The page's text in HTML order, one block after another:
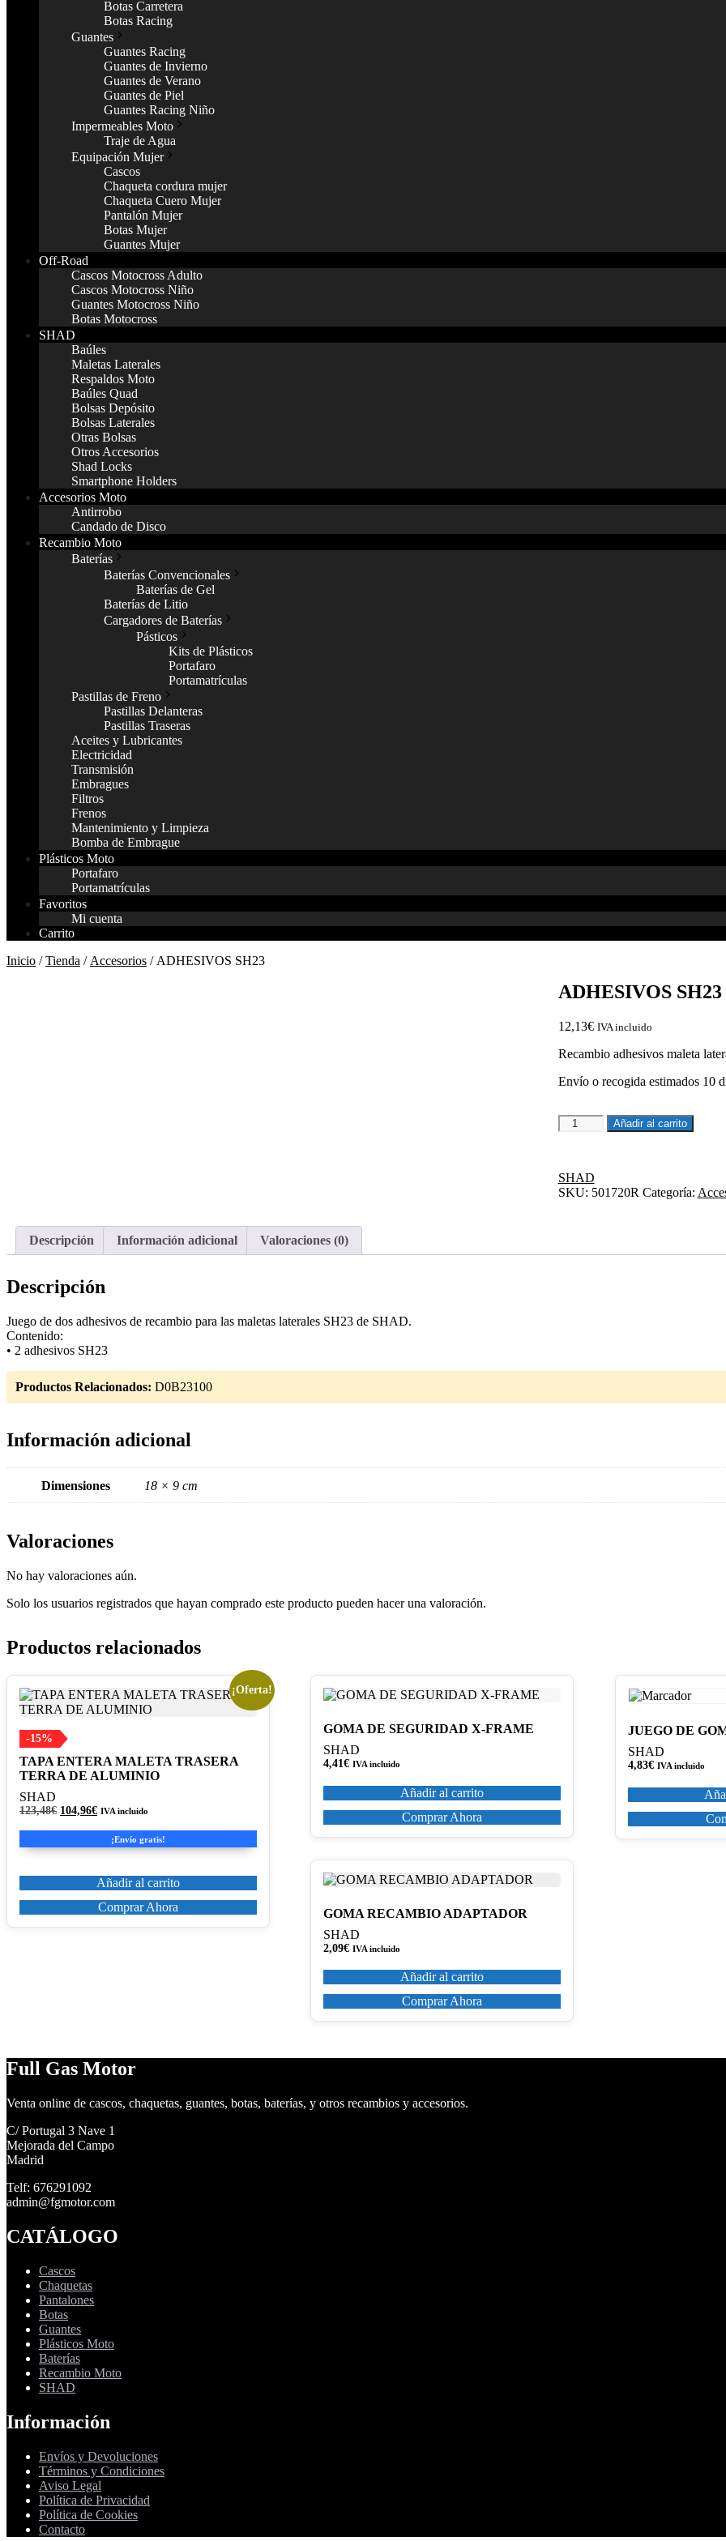
Botas Carretera
Botas Racing
Guantes
Guantes Racing
Guantes de Invierno
Guantes de Verano
Guantes de Piel
Guantes Racing Niño
Impermeables Moto
Traje de Agua
Equipación Mujer
Cascos
Chaqueta cordura mujer
Chaqueta Cuero Mujer
Pantalón Mujer
Botas Mujer
Guantes Mujer
Off-Road
Cascos Motocross Adulto
Cascos Motocross Niño
Guantes Motocross Niño
Botas Motocross
SHAD
Baúles
Maletas Laterales
Respaldos Moto
Baúles Quad
Bolsas Depósito
Bolsas Laterales
Otras Bolsas
Otros Accesorios
Shad Locks
Smartphone Holders
Accesorios Moto
Antirrobo
Candado de Disco
Recambio Moto
Baterías
Baterías Convencionales
Baterías de Gel
Baterías de Litio
Cargadores de Baterías
Pásticos
Kits de Plásticos
Portafaro
Portamatrículas
Pastillas de Freno
Pastillas Delanteras
Pastillas Traseras
Aceites y Lubricantes
Electricidad
Transmisión
Embragues
Filtros
Frenos
Mantenimiento y Limpieza
Bomba de Embrague
Plásticos Moto
Portafaro
Portamatrículas
Favoritos
Mi cuenta
Carrito
Inicio /Tienda / Accesorios / ADHESIVOS SH23
ADHESIVOS SH23
12,13€ IVA incluido
Recambio adhesivos maleta
Envío o recogida estimados 10
ADHESIVOS
SH23
Añadir al carrito
SHAD
SKU: 501720R Categoría:
Descripción Información adicional Valoraciones (0)
Descripción
Juego de dos adhesivos de recambio para las maletas laterales SH23 de SHAD.
Contenido:
• 2 adhesivos SH23
Productos Relacionados: D0B23100
Información adicional
Dimensiones 18 × 9 cm
Valoraciones
No hay valoraciones aún.
Solo los usuarios registrados que hayan comprado este producto pueden hacer una valoración.
Productos relacionados
¡Oferta!
-15%
TAPA ENTERA MALETA TRASERA
TERRA DE ALUMINIO
SHAD
123,48€ El
era:
104,96€El
actual
es:
IVA incluido
¡Envío gratis!
Añadir al carrito
Comprar Ahora
GOMA DE SEGURIDAD X-FRAME
SHAD
4,41€ IVA incluido
Añadir al carrito
Comprar Ahora
JUEGO DE
SHAD
4,83€ IVA incluido
GOMA RECAMBIO ADAPTADOR
SHAD
2,09€ IVA incluido
Añadir al carrito
Comprar Ahora
Full Gas Motor
Venta online de cascos, chaquetas, guantes, botas, baterías, y otros recambios y accesorios.
C/ Portugal 3 Nave 1
Mejorada del Campo
Madrid
Telf: 676291092
admin@fgmotor.com
CATÁLOGO
Cascos
Chaquetas
Pantalones
Botas
Guantes
Plásticos Moto
Baterías
Recambio Moto
SHAD
Información
Envíos y Devoluciones
Términos y Condiciones
Aviso Legal
Política de Privacidad
Política de Cookies
Contacto